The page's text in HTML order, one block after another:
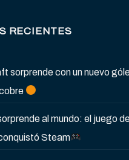
RECIENTES
sorprende con un nuevo
al mundo: el juego
Steam